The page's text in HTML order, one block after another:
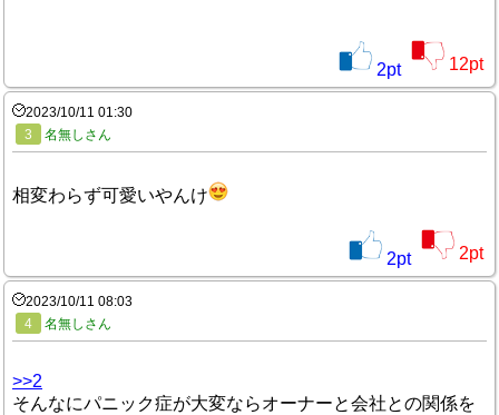
2pt 12pt
2023/10/11 01:30
3
名無しさん
相変わらず可愛いやんけ
2pt 2pt
2023/10/11 08:03
4
名無しさん
>>2
そんなにパニック症が大変ならオーナーと会社との関係を